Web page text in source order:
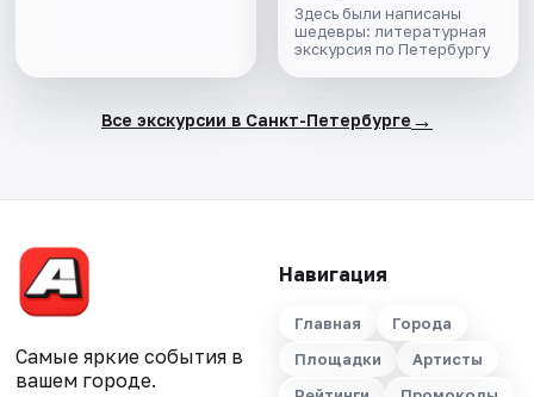
Здесь были написаны
шедевры: литературная
экскурсия по Петербургу
Все экскурсии в Санкт-Петербурге →
Самые яркие события в
вашем городе.
Навигация
Главная
Города
Площадки
Артисты